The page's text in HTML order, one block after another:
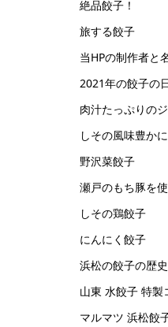
絶品餃子！
旅する餃子
当HPの制作者と
2021年の餃子の
肉汁たっぷりの
しその風味豊か
野沢菜餃子
瀬戸のもち豚を
しその鶏餃子
にんにく餃子
浜松の餃子の歴史
山東 水餃子 特製
マルマツ 浜松餃